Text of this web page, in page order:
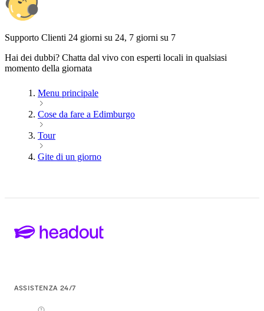
Supporto Clienti 24 giorni su 24, 7 giorni su 7
Hai dei dubbi? Chatta dal vivo con esperti locali in qualsiasi
momento della giornata
Menu principale
Cose da fare a Edimburgo
Tour
Gite di un giorno
ASSISTENZA 24/7